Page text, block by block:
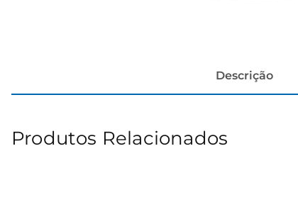
Descrição
Produtos Relacionados